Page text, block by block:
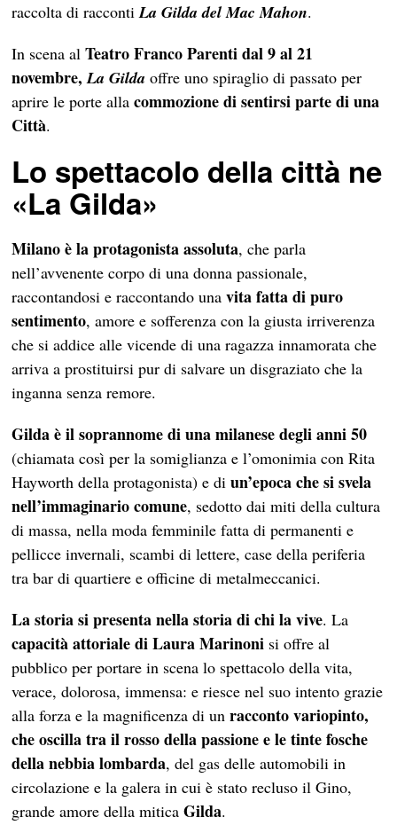
raccolta di raccontiLa Gilda del Mac Mahon.
In scena alTeatro Franco Parenti dal 9 al 21
novembre,La Gilda offre uno spiraglio di passato per
aprire le porte allacommozione di sentirsi parte di una
Città.
Lo spettacolo della città ne
«La Gilda»
Milano è la protagonista assoluta, che parla
nell’avvenente corpo di una donna passionale,
raccontandosi e raccontando unavita fatta di puro
sentimento, amore e sofferenza con la giusta irriverenza
che si addice alle vicende di una ragazza innamorata che
arriva a prostituirsi pur di salvare un disgraziato che la
inganna senza remore.
Gilda è il soprannome di una milanese degli anni 50
(chiamata così per la somiglianza e l’omonimia con Rita
Hayworth della protagonista) e diun’epoca che si svela
nell’immaginario comune, sedotto dai miti della cultura
di massa, nella moda femminile fatta di permanenti e
pellicce invernali, scambi di lettere, case della periferia
tra bar di quartiere e officine di metalmeccanici.
La storia si presenta nella storia di chi la vive. La
capacità attoriale di Laura Marinoni si offre al
pubblico per portare in scena lo spettacolo della vita,
verace, dolorosa, immensa: e riesce nel suo intento grazie
alla forza e la magnificenza di unracconto variopinto,
che oscilla tra il rosso della passione e le tinte fosche
della nebbia lombarda, del gas delle automobili in
circolazione e la galera in cui è stato recluso il Gino,
grande amore della miticaGilda.